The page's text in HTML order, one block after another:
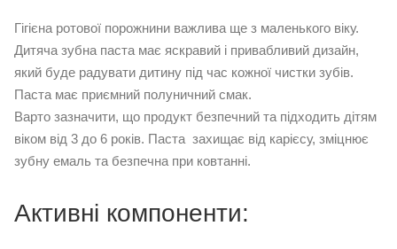
Гігієна ротової порожнини важлива ще з маленького віку.
Дитяча зубна паста має яскравий і привабливий дизайн,
який буде радувати дитину під час кожної чистки зубів.
Паста має приємний полуничний смак.
Варто зазначити, що продукт безпечний та підходить дітям
віком від 3 до 6 років. Паста захищає від карієсу, зміцнює
зубну емаль та безпечна при ковтанні.
Активні компоненти: